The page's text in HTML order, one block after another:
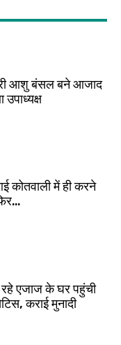
आशु बंसल बने आजाद
उपाध्यक्ष
कोतवाली में ही करने
एजाज के घर पहुंची
कराई मुनादी